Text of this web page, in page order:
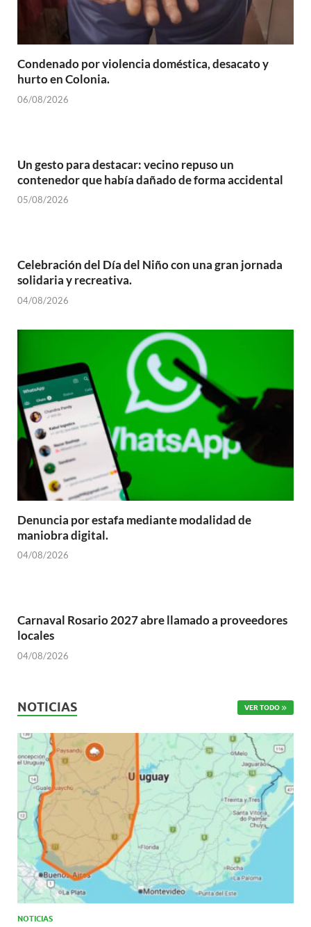
Condenado por violencia doméstica, desacato y
hurto en Colonia.
06/08/2026
Un gesto para destacar: vecino repuso un
contenedor que había dañado de forma accidental
05/08/2026
Celebración del Día del Niño con una gran jornada
solidaria y recreativa.
04/08/2026
Denuncia por estafa mediante modalidad de
maniobra digital.
04/08/2026
Carnaval Rosario 2027 abre llamado a proveedores
locales
04/08/2026
NOTICIAS VER TODO
NOTICIAS